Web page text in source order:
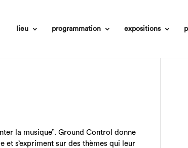
lieu programmation expositions
la musique”. Ground Control donne
et s’expriment sur des thèmes qui leur